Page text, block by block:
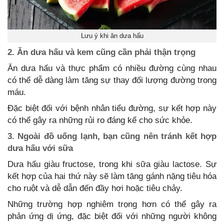
Lưu ý khi ăn dưa hấu
2. Ăn dưa hấu và kem cũng cần phải thận trọng
Ăn dưa hấu và thực phẩm có nhiều đường cùng nhau
có thể dễ dàng làm tăng sự thay đổi lượng đường trong
máu.
Đặc biệt đối với bệnh nhân tiểu đường, sự kết hợp này
có thể gây ra những rủi ro đáng kể cho sức khỏe.
3. Ngoài đồ uống lạnh, bạn cũng nên tránh kết hợp
dưa hấu với sữa
Dưa hấu giàu fructose, trong khi sữa giàu lactose. Sự
kết hợp của hai thứ này sẽ làm tăng gánh nặng tiêu hóa
cho ruột và dễ dẫn đến đầy hơi hoặc tiêu chảy.
Những trường hợp nghiêm trọng hơn có thể gây ra
phản ứng dị ứng, đặc biệt đối với những người không